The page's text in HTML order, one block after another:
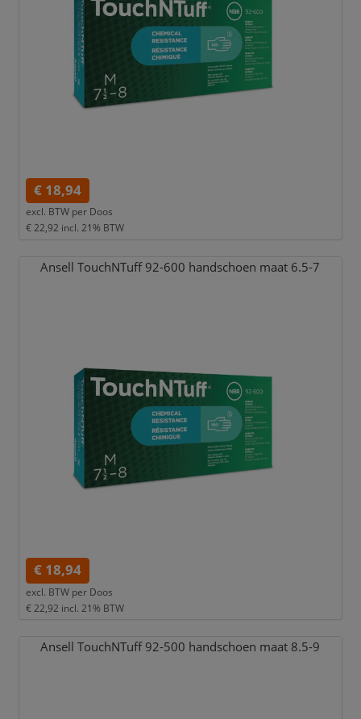
€ 18,94
excl. BTW per Doos
€ 22,92 incl. 21% BTW
Ansell TouchNTuff 92-600 handschoen maat 6.5-7
€ 18,94
excl. BTW per Doos
€ 22,92 incl. 21% BTW
Ansell TouchNTuff 92-500 handschoen maat 8.5-9